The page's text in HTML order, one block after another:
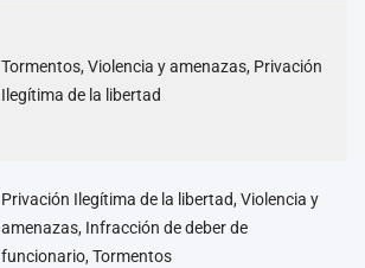
Tormentos, Violencia y amenazas, Privación
Ilegítima de la libertad
Privación Ilegítima de la libertad, Violencia y
amenazas, Infracción de deber de
funcionario, Tormentos